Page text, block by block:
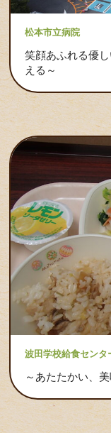
松本市立病院
笑顔あふれる優
える～
波田学校給食センタ
～あたたかい、